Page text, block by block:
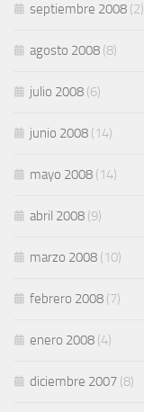
septiembre 2008 (2)
agosto 2008 (8)
julio 2008 (6)
junio 2008 (14)
mayo 2008 (14)
abril 2008 (9)
marzo 2008 (10)
febrero 2008 (7)
enero 2008 (4)
diciembre 2007 (8)